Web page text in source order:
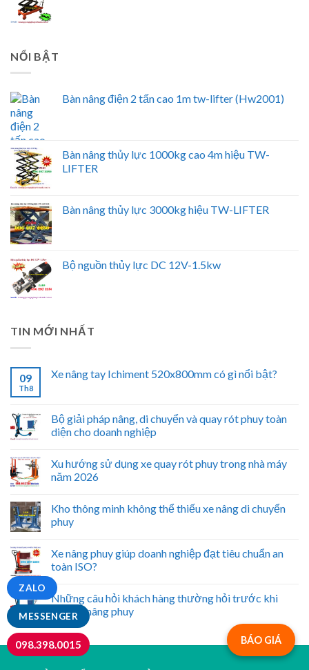
MESSENGER
ZALO
098.398.0015
NỔI BẬT
Bàn nâng điện 2 tấn cao 1m tw-lifter (Hw2001)
Bàn nâng thủy lực 1000kg cao 4m hiệu TW-
LIFTER
Bàn nâng thủy lực 3000kg hiệu TW-LIFTER
Bộ nguồn thủy lực DC 12V-1.5kw
TIN MỚI NHẤT
09
Th8
Xe nâng tay Ichiment 520x800mm có gì nổi bật?
Bộ giải pháp nâng, di chuyển và quay rót phuy toàn
diện cho doanh nghiệp
Xu hướng sử dụng xe quay rót phuy trong nhà máy
năm 2026
Kho thông minh không thể thiếu xe nâng di chuyển
phuy
Xe nâng phuy giúp doanh nghiệp đạt tiêu chuẩn an
toàn ISO?
Những câu hỏi khách hàng thường hỏi trước khi
mua xe nâng phuy
BÁO GIÁ